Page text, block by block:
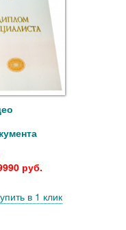
руб.
в 1 клик